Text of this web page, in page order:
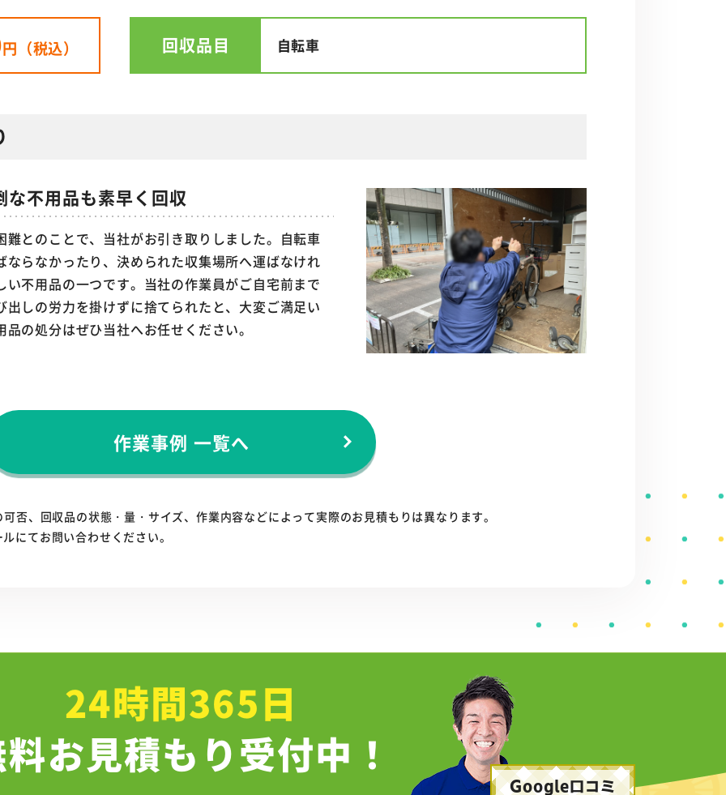
円（税込） 回収品目 自転車
不用品も素早く回収
とのことで、当社がお引き取りしました。自転車
らなかったり、決められた収集場所へ運ばなけれ
不用品の一つです。当社の作業員がご自宅前まで
しの労力を掛けずに捨てられたと、大変ご満足い
の処分はぜひ当社へお任せください。
作業事例 一覧へ
否、回収品の状態・量・サイズ、作業内容などによって実際のお見積もりは異なります。
にてお問い合わせください。
24時間365日
お見積もり受付中！
Google口コミ